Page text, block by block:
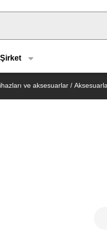
Şirket
ve aksesuarlar /